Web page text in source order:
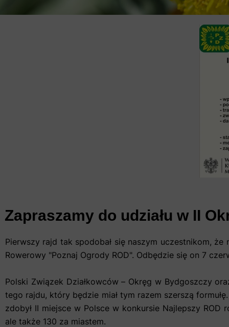
Pierwszy rajd tak spodobał się naszym uczestnikom,
Rowerowy "Poznaj Ogrody ROD". Odbędzie się on 7
Polski Związek Działkowców – Okręg w Bydgoszczy
tego rajdu, który będzie miał tym razem szerszą
zdobył II miejsce w Polsce w konkursie Najlepszy
ale także 130 za miastem.
Zapraszamy do udziału w II